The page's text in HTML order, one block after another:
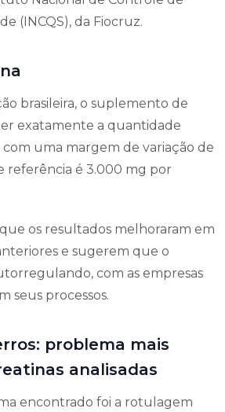
(INCQS), da Fiocruz.
brasileira, o suplemento de
exatamente a quantidade
uma margem de variação de
referência é 3.000 mg por
os resultados melhoraram em
e sugerem que o
com as empresas
seus processos.
problema mais
analisadas
encontrado foi a rotulagem